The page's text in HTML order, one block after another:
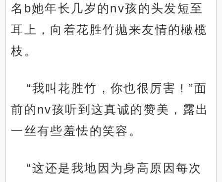
名b她年长几岁的nv孩的头发短至
耳上，向着花胜竹抛来友情的橄榄
枝。
“我叫花胜竹，你也很厉害！”面
前的nv孩听到这真诚的赞美，露出
一丝有些羞怯的笑容。
“这还是我地因为身高原因每次